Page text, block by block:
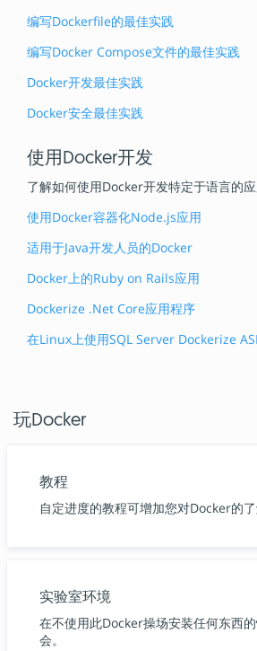
编写Dockerfile的最佳实践
编写Docker Compose文件的最佳实践
Docker开发最佳实践
Docker安全最佳实践
使用Docker开发
了解如何使用Docker开发特定于语言的应
使用Docker容器化Node.js应用
适用于Java开发人员的Docker
Docker上的Ruby on Rails应用
Dockerize .Net Core应用程序
在Linux上使用SQL Server Dockerize
玩Docker
教程
自定进度的教程可增加您对Docker的了
实验室环境
在不使用此Docker操场安装任何东西
会。